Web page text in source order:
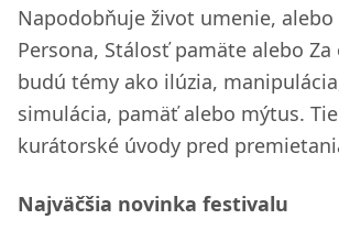
Napodobňuje život umenie, alebo
Persona, Stálosť pamäte alebo
budú témy ako ilúzia,
simulácia, pamäť alebo mýtus.
kurátorské úvody pred
Najväčšia novinka festivalu